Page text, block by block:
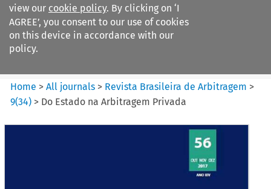
view our cookie policy. By clicking on ‘I
AGREE’, you consent to our use of cookies
on this device in accordance with our
policy.
Revista Brasileira de
Arbitragem
Home >All journals > Revista Brasileira de Arbitragem >
9(34) > Do Estado na Arbitragem Privada